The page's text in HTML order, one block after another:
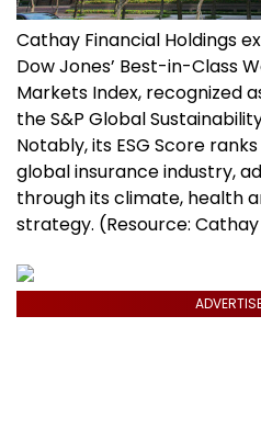
Cathay Financial Holdings
Dow Jones’ Best-in-Class
Markets Index, recognized
the S&P Global
Notably, its ESG Score
global insurance industry,
through its climate, health
strategy. (Resource: